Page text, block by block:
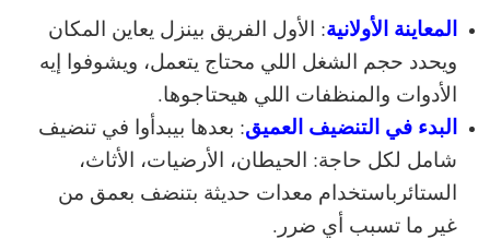
المعاينة الأولانية: الأول الفريق بينزل يعاين المكان
ويحدد حجم الشغل اللي محتاج يتعمل، ويشوفوا إيه
الأدوات والمنظفات اللي هيحتاجوها.
البدء في التنضيف العميق: بعدها بيبدأوا في تنضيف
شامل لكل حاجة: الحيطان، الأرضيات، الأثاث،
الستائرباستخدام معدات حديثة بتنضف بعمق من
غير ما تسبب أي ضرر.